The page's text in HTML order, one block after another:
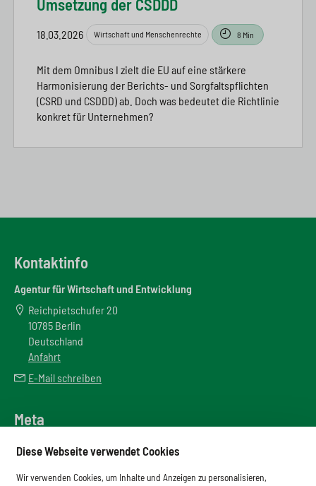
Umsetzung der CSDDD
18.03.2026 Wirtschaft und Menschenrechte 8 Min
Mit dem Omnibus I zielt die EU auf eine stärkere
Harmonisierung der Berichts- und Sorgfaltspflichten
(CSRD und CSDDD) ab. Doch was bedeutet die Richtlinie
konkret für Unternehmen?
Kontaktinfo
Agentur für Wirtschaft und Entwicklung
Reichpietschufer 20
10785 Berlin
Deutschland
Anfahrt
E-Mail schreiben
Meta
Downloadbereich
Diese Webseite verwendet Cookies
Wir verwenden Cookies, um Inhalte und Anzeigen zu personalisieren,